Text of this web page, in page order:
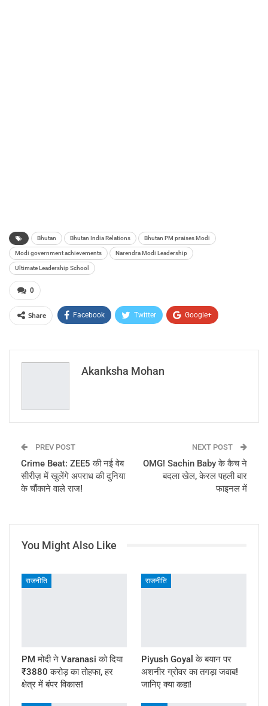
Bhutan Bhutan India Relations Bhutan PM praises Modi
Modi government achievements Narendra Modi Leadership
Ultimate Leadership School
0
Share Facebook Twitter Google+
Email
Akanksha Mohan
PREV POST
Crime Beat: ZEE5 की नई वेब
सीरीज़ में खुलेंगे अपराध की दुनिया
के चौंकाने वाले राज!
NEXT POST
OMG! Sachin Baby के कैच ने
बदला खेल, केरल पहली बार
फाइनल में
You Might Also Like
राजनीति
PM मोदी ने Varanasi को दिया
₹3880 करोड़ का तोहफा, हर
क्षेत्र में बंपर विकास!
राजनीति
Piyush Goyal के बयान पर
अशनीर ग्रोवर का तगड़ा जवाब!
जानिए क्या कहा!